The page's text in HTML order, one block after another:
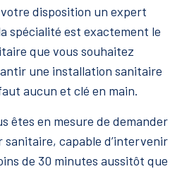
disposition un expert
spécialité est exactement le
que vous souhaitez
une installation sanitaire
aucun et clé en main.
êtes en mesure de demander
sanitaire, capable d’intervenir
de 30 minutes aussitôt que